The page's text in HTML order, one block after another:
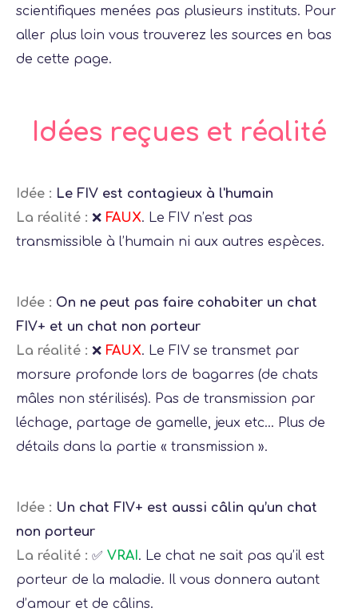
scientifiques menées pas plusieurs instituts. Pour
aller plus loin vous trouverez les sources en bas
de cette page.
Idées reçues et réalité
Idée : Le FIV est contagieux à l'humain
La réalité : ❌ FAUX. Le FIV n’est pas
transmissible à l’humain ni aux autres espèces.
Idée : On ne peut pas faire cohabiter un chat
FIV+ et un chat non porteur
La réalité : ❌ FAUX. Le FIV se transmet par
morsure profonde lors de bagarres (de chats
mâles non stérilisés). Pas de transmission par
léchage, partage de gamelle, jeux etc… Plus de
détails dans la partie « transmission ».
Idée : Un chat FIV+ est aussi câlin qu’un chat
non porteur
La réalité : ✅ VRAI. Le chat ne sait pas qu’il est
porteur de la maladie. Il vous donnera autant
d’amour et de câlins.